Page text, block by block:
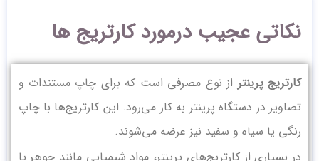
نکاتی عجیب درمورد کارتریج ها
کارتریج پرینتر از نوع مصرفی است که برای چاپ مستندات و
تصاویر در دستگاه پرینتر به کار می‌رود. این کارتریج‌ها با چاپ
رنگی یا سیاه و سفید نیز عرضه می‌شوند.
در بسیاری از کارتریج‌های پرینتر، مواد شیمیایی مانند جوهر یا